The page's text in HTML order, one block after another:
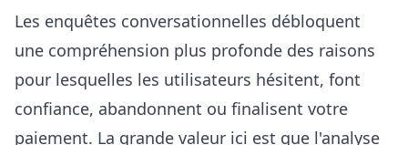
Les enquêtes conversationnelles débloquent
une compréhension plus profonde des raisons
pour lesquelles les utilisateurs hésitent, font
confiance, abandonnent ou finalisent votre
paiement. La grande valeur ici est que l'analyse